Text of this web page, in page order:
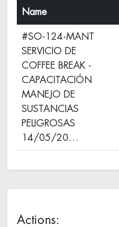
Name
#SO-124-MANT
SERVICIO DE
COFFEE BREAK -
CAPACITACIÓN
MANEJO DE
SUSTANCIAS
PELIGROSAS
14/05/20…
Actions: